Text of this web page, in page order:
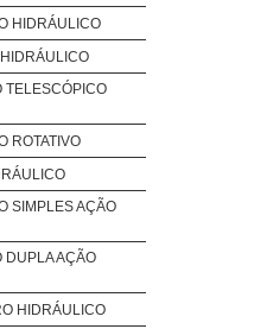
HIDRÁULICO
TELESCÓPICO
ROTATIVO
SIMPLES AÇÃO
AÇÃO
HIDRÁULICO